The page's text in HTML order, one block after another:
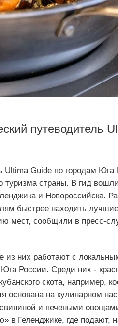
путеводитель
Ultima Guide по городам Юга
туризма страны. В гид
и Новороссийска.
быстрее находить
мест, сообщили в пресс-
из них работают с
России. Среди них -
скота, например,
основана на кулинарном
и печеными
в Геленджике, где подают,